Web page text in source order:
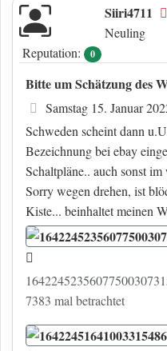
Siiri4711
Neuling
Reputation:
0
Bitte um Schätzung des
Beitrag
Samstag 15. Januar
Schweden scheint dann
Bezeichnung bei ebay
Schaltpläne.. auch sonst
Sorry wegen drehen, ist
Kiste... beinhaltet meinen
7383 mal betrachtet